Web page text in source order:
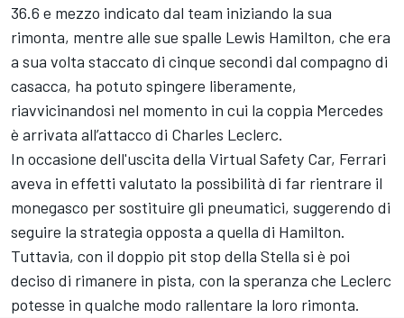
36.6 e mezzo indicato dal team iniziando la sua
rimonta, mentre alle sue spalle Lewis Hamilton, che era
a sua volta staccato di cinque secondi dal compagno di
casacca, ha potuto spingere liberamente,
riavvicinandosi nel momento in cui la coppia Mercedes
è arrivata all’attacco di Charles Leclerc.
In occasione dell'uscita della Virtual Safety Car, Ferrari
aveva in effetti valutato la possibilità di far rientrare il
monegasco per sostituire gli pneumatici, suggerendo di
seguire la strategia opposta a quella di Hamilton.
Tuttavia, con il doppio pit stop della Stella si è poi
deciso di rimanere in pista, con la speranza che Leclerc
potesse in qualche modo rallentare la loro rimonta.